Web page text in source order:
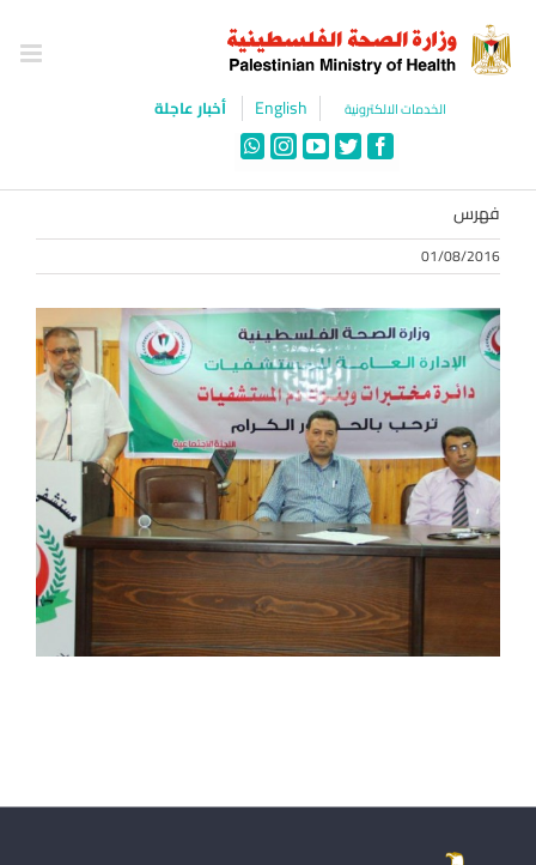
content
الخدمات الالكترونية English أخبار عاجلة
Facebook
Twitter
YouTube
Instagram
WhatsApp
فهرس
01/08/2016